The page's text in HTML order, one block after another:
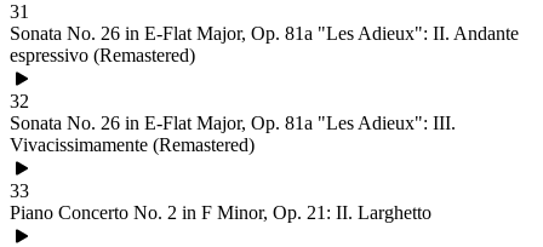
31
Sonata No. 26 in E-Flat Major, Op. 81a "Les Adieux": II. Andante
espressivo (Remastered)
32
Sonata No. 26 in E-Flat Major, Op. 81a "Les Adieux": III.
Vivacissimamente (Remastered)
33
Piano Concerto No. 2 in F Minor, Op. 21: II. Larghetto